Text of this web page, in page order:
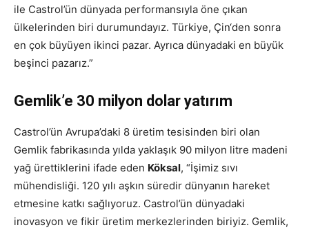
ile Castrol’ün dünyada performansıyla öne çıkan
ülkelerinden biri durumundayız. Türkiye, Çin‘den sonra
en çok büyüyen ikinci pazar. Ayrıca dünyadaki en büyük
beşinci pazarız.”
Gemlik’e 30 milyon dolar yatırım
Castrol’ün Avrupa’daki 8 üretim tesisinden biri olan
Gemlik fabrikasında yılda yaklaşık 90 milyon litre madeni
yağ ürettiklerini ifade eden Köksal, “İşimiz sıvı
mühendisliği. 120 yılı aşkın süredir dünyanın hareket
etmesine katkı sağlıyoruz. Castrol’ün dünyadaki
inovasyon ve fikir üretim merkezlerinden biriyiz. Gemlik,